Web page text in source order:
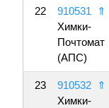
22 910531
⇑
Химки-
Почтомат
(АПС)
23 910532
⇑
Химки-